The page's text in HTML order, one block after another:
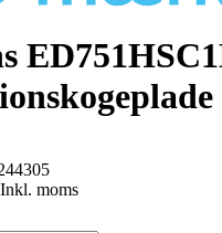
Inkl. moms